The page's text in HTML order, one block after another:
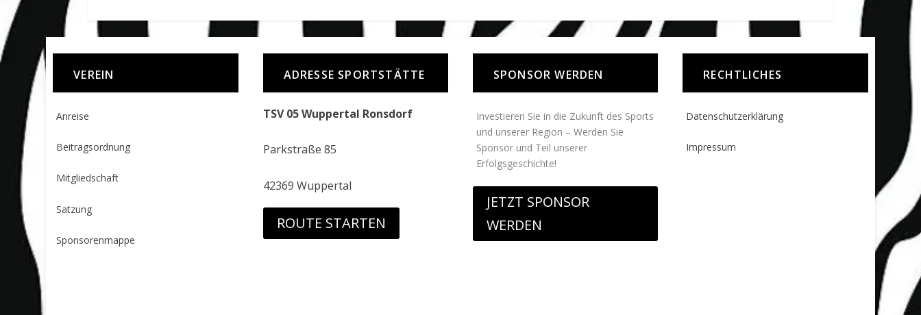
VEREIN
Anreise
Beitragsordnung
Mitgliedschaft
Satzung
Sponsorenmappe
ADRESSE SPORTSTÄTTE
TSV 05 Wuppertal Ronsdorf
Parkstraße 85
42369 Wuppertal
ROUTE STARTEN
SPONSOR WERDEN
Investieren Sie in die Zukunft des Sports
und unserer Region – Werden Sie
Sponsor und Teil unserer
Erfolgsgeschichte!
JETZT SPONSOR
WERDEN
RECHTLICHES
Datenschutzerklärung
Impressum